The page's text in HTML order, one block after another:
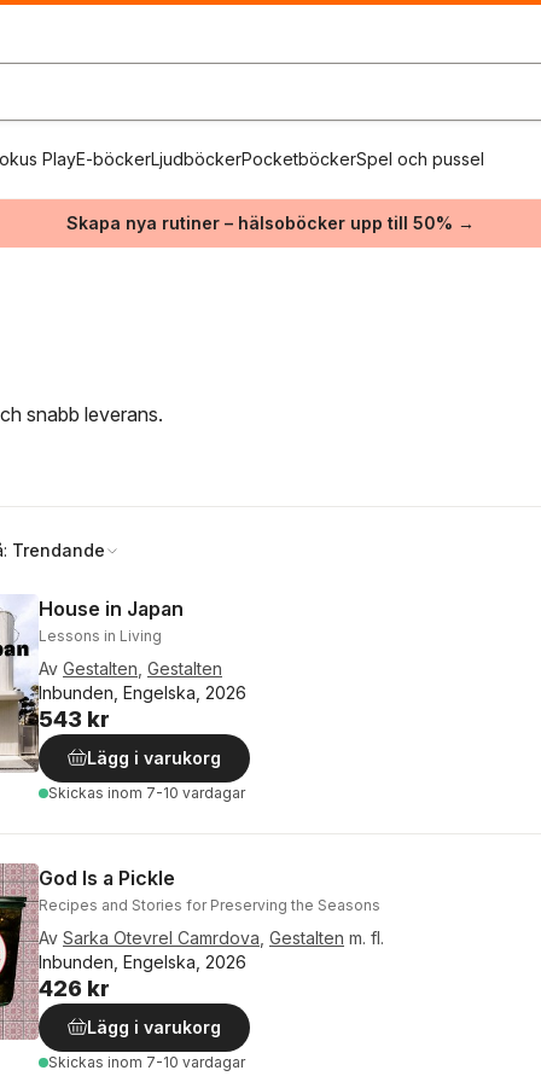
PlayE-böckerLjudböckerPocketböckerSpel och pussel
Skapa nya rutiner – hälsoböcker upp till 50% →
snabb leverans.
Trendande
House in Japan
Lessons in Living
Av Gestalten Gestalten
Inbunden, Engelska, 2026
543 kr
Lägg i varukorg
Skickas inom 7-10 vardagar
God Is a Pickle
Recipes and Stories for Preserving the Seasons
Av Sarka Otevrel Camrdova Gestalten m. fl.
Inbunden, Engelska, 2026
426 kr
Lägg i varukorg
Skickas inom 7-10 vardagar